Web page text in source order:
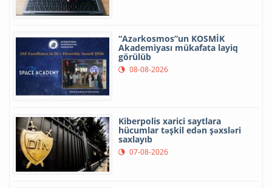
“Azərkosmos”un KOSMİK
Akademiyası mükafata layiq
görülüb
08-08-2026
Kiberpolis xarici saytlara
hücumlar təşkil edən şəxsləri
saxlayıb
07-08-2026